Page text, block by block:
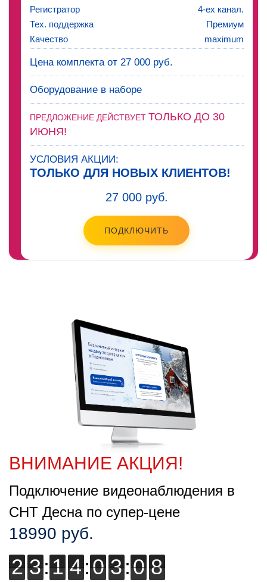
Регистратор
4-ех канал.
Тех. поддержка
Премиум
Качество
maximum
Цена комплекта от 27 000 руб.
Оборудование в наборе
ПРЕДЛОЖЕНИЕ ДЕЙСТВУЕТ ТОЛЬКО ДО 30
ИЮНЯ!
УСЛОВИЯ АКЦИИ:
ТОЛЬКО ДЛЯ НОВЫХ КЛИЕНТОВ!
27 000 руб.
ПОДКЛЮЧИТЬ
ВНИМАНИЕ АКЦИЯ!
Подключение видеонаблюдения в
СНТ Десна по супер-цене
18990 руб.
2
2 3
3:1
1 4
4:0
0 3
3:0
0
0 7
7
7